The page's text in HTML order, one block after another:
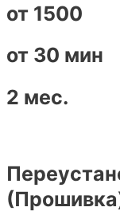
от 1500
от 30 мин
2 мес.